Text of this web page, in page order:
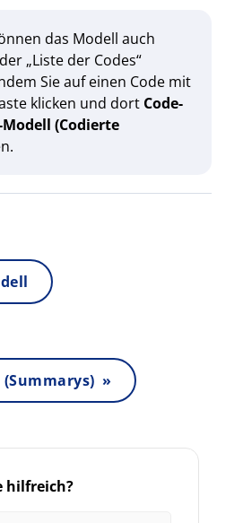
das Modell auch
„Liste der Codes“
Sie auf einen Code mit
klicken und dort Code-
Modell (Codierte
(Summarys) »
hilfreich?